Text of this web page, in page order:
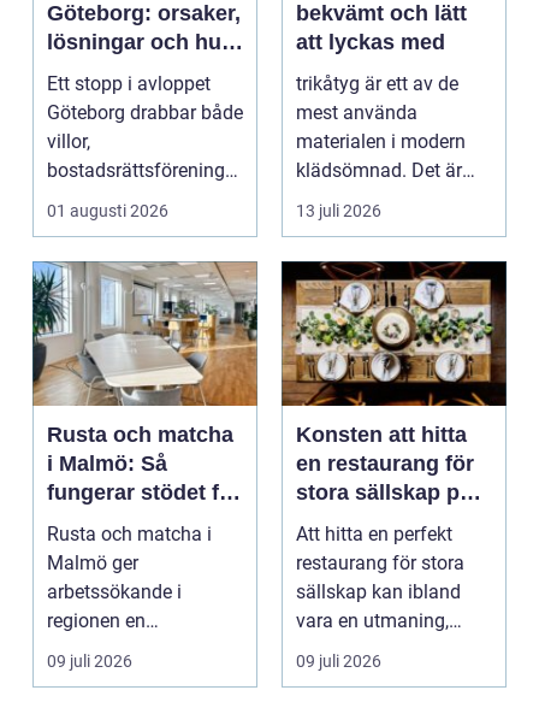
Göteborg: orsaker,
lösningar och hur
problem kan
undvikas
Ett stopp i avloppet
Göteborg drabbar både
villor,
bostadsrättsföreningar
och h...
01 augusti 2026
bekvämt och lätt
att lyckas med
trikåtyg är ett av de
mest använda
materialen i modern
klädsömnad. Det är
mjukt, elastiskt och
formb...
13 juli 2026
Rusta och matcha
i Malmö: Så
fungerar stödet för
dig som söker
jobb
Rusta och matcha i
Malmö ger
arbetssökande i
regionen en
strukturerad och
personlig vä...
09 juli 2026
Konsten att hitta
en restaurang för
stora sällskap på
Östermalm i
Stockholm
Att hitta en perfekt
restaurang för stora
sällskap kan ibland
vara en utmaning,
särsk...
09 juli 2026